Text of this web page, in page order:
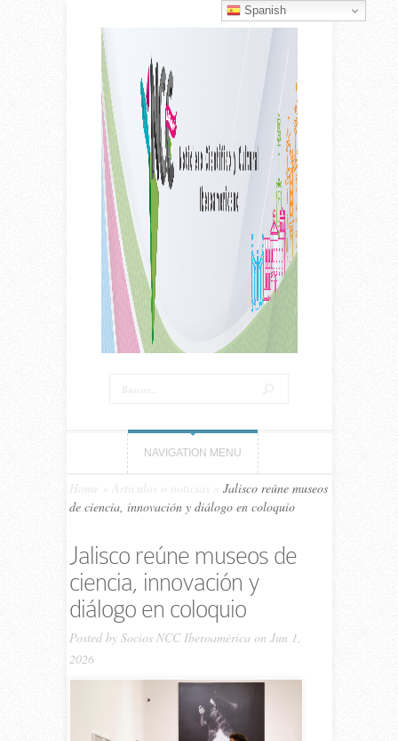
NAVIGATION MENU
Home Artículos o noticias
Jalisco reúne museos
de ciencia, innovación y diálogo en coloquio
Jalisco reúne museos de
ciencia, innovación y
diálogo en coloquio
Posted by Socios NCC Iberoamérica on Jun 1,
2026
Spanish